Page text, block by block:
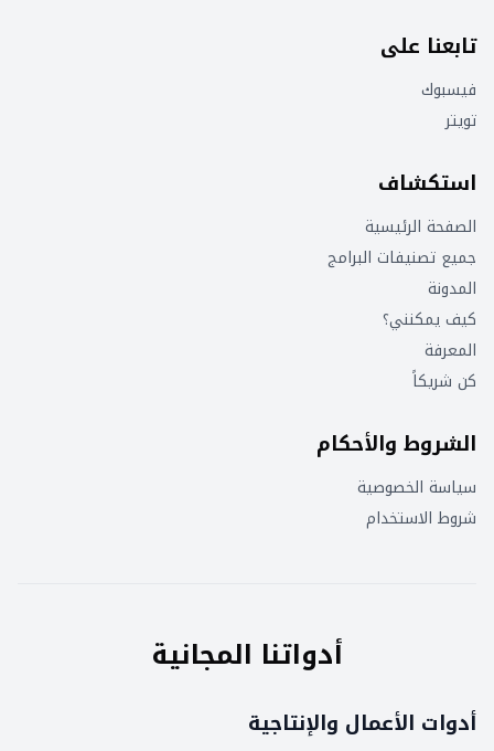
تابعنا على
فيسبوك
تويتر
استكشاف
الصفحة الرئيسية
جميع تصنيفات البرامج
المدونة
كيف يمكنني؟
المعرفة
كن شريكاً
الشروط والأحكام
سياسة الخصوصية
شروط الاستخدام
أدواتنا المجانية
أدوات الأعمال والإنتاجية